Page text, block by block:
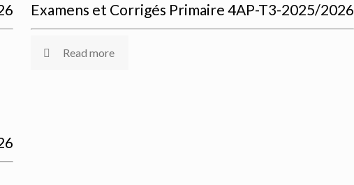
Examens et Corrigés Primaire 4AP-T3-2025/2026
Read more